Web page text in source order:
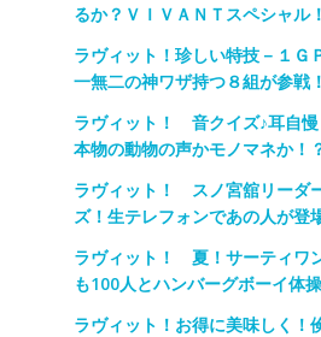
るか？ＶＩＶＡＮＴスペシャル！
ラヴィット！珍しい特技－１Ｇ
一無二の神ワザ持つ８組が参戦！
ラヴィット！ 音クイズ♪耳自慢
本物の動物の声かモノマネか！
ラヴィット！ スノ宮舘リーダ
ズ！生テレフォンであの人が登
ラヴィット！ 夏！サーティワ
も100人とハンバーグボーイ体操
ラヴィット！お得に美味しく！